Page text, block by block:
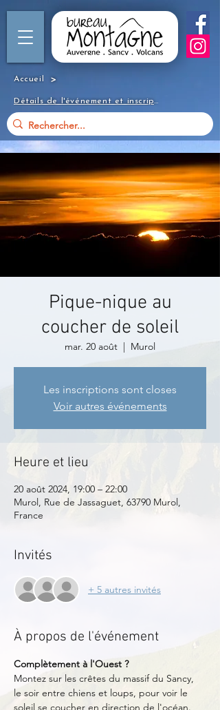
Accueil >
Détails de l'événement et inscription
Pique-nique au
coucher de soleil
mar. 20 août
  |
Murol
Les inscriptions sont closes
Voir autres événements
Heure et lieu
20 août 2024, 19:00 – 22:00
Murol, Rue de Jassaguet, 63790 Murol,
France
Invités
+ 5 autres invités
À propos de l'événement
Complètement à l'Ouest ?
Montez sur les crêtes du massif du Sancy,
le soir entre chiens et loups, pour voir le
soleil se coucher en direction de l'océan.